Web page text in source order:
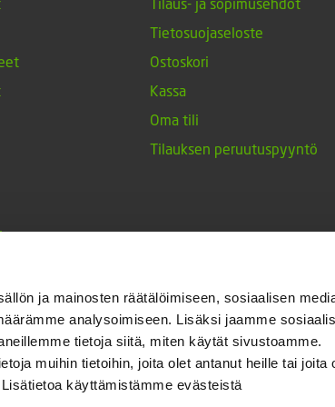
ja mainosten räätälöimiseen, sosiaalisen
analysoimiseen. Lisäksi jaamme
tietoja siitä, miten käytät sivustoamme.
muihin tietoihin, joita olet antanut heille tai joita
käyttämistämme evästeistä
Tietosuojaseloste
Ostoskori
Kassa
Oma tili
Tilauksen peruutuspyyntö